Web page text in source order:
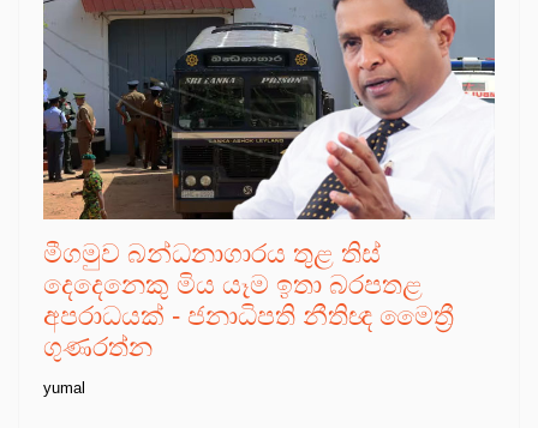
මීගමුව බන්ධනාගාරය තුළ තිස්
දෙදෙනෙකු මිය යෑම ඉතා බරපතළ
අපරාධයක් - ජනාධිපති නීතිඥ මෛත්‍රී
ගුණරත්න
yumal